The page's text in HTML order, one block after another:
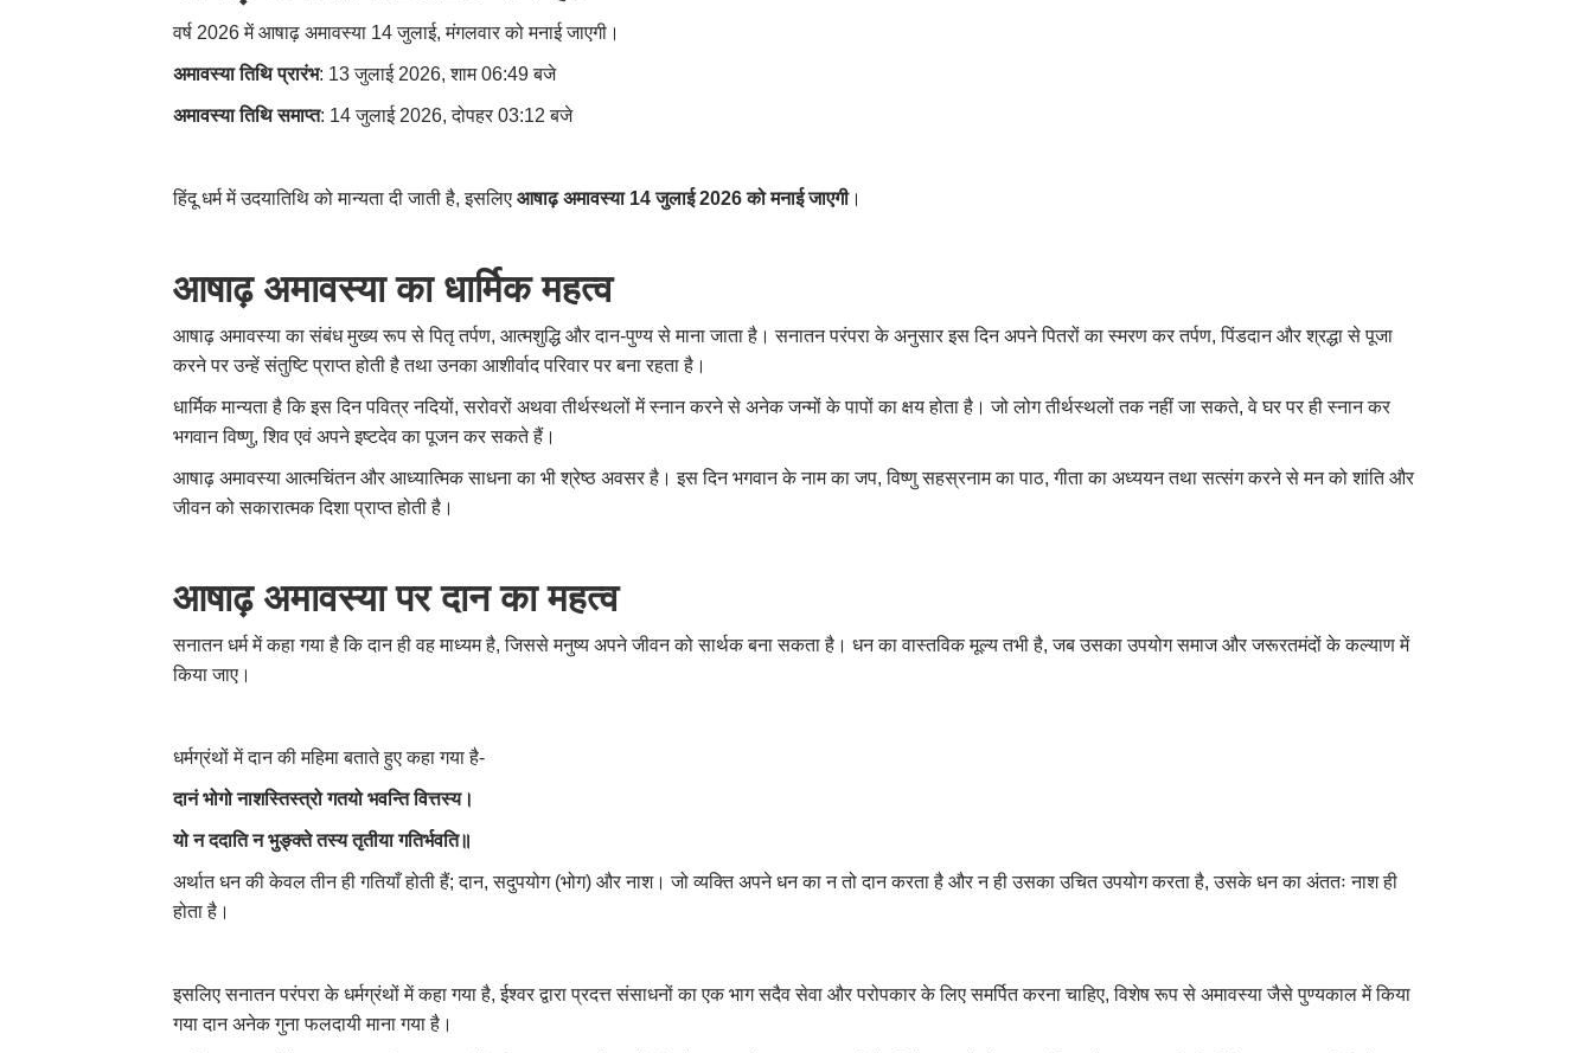
वर्ष 2026 में आषाढ़ अमावस्या 14 जुलाई, मंगलवार को मनाई जाएगी।
अमावस्या तिथि प्रारंभ: 13 जुलाई 2026, शाम 06:49 बजे
अमावस्या तिथि समाप्त: 14 जुलाई 2026, दोपहर 03:12 बजे
हिंदू धर्म में उदयातिथि को मान्यता दी जाती है, इसलिएआषाढ़ अमावस्या 14 जुलाई 2026 को मनाई जाएगी।
आषाढ़ अमावस्या का धार्मिक महत्व
आषाढ़ अमावस्या का संबंध मुख्य रूप से पितृ तर्पण, आत्मशुद्धि और दान-पुण्य से माना जाता है। सनातन परंपरा के अनुसार इस दिन अपने पितरों का स्मरण कर तर्पण, पिंडदान और श्रद्धा से पूजा
करने पर उन्हें संतुष्टि प्राप्त होती है तथा उनका आशीर्वाद परिवार पर बना रहता है।
धार्मिक मान्यता है कि इस दिन पवित्र नदियों, सरोवरों अथवा तीर्थस्थलों में स्नान करने से अनेक जन्मों के पापों का क्षय होता है। जो लोग तीर्थस्थलों तक नहीं जा सकते, वे घर पर ही स्नान कर
भगवान विष्णु, शिव एवं अपने इष्टदेव का पूजन कर सकते हैं।
आषाढ़ अमावस्या आत्मचिंतन और आध्यात्मिक साधना का भी श्रेष्ठ अवसर है। इस दिन भगवान के नाम का जप, विष्णु सहस्रनाम का पाठ, गीता का अध्ययन तथा सत्संग करने से मन को शांति और
जीवन को सकारात्मक दिशा प्राप्त होती है।
आषाढ़ अमावस्या पर दान का महत्व
सनातन धर्म में कहा गया है कि दान ही वह माध्यम है, जिससे मनुष्य अपने जीवन को सार्थक बना सकता है। धन का वास्तविक मूल्य तभी है, जब उसका उपयोग समाज और जरूरतमंदों के कल्याण में
किया जाए।
धर्मग्रंथों में दान की महिमा बताते हुए कहा गया है-
दानं भोगो नाशस्तिस्त्रो गतयो भवन्ति वित्तस्य।
यो न ददाति न भुङ्क्ते तस्य तृतीया गतिर्भवति॥
अर्थात धन की केवल तीन ही गतियाँ होती हैं; दान, सदुपयोग (भोग) और नाश। जो व्यक्ति अपने धन का न तो दान करता है और न ही उसका उचित उपयोग करता है, उसके धन का अंततः नाश ही
होता है।
इसलिए सनातन परंपरा के धर्मग्रंथों में कहा गया है, ईश्वर द्वारा प्रदत्त संसाधनों का एक भाग सदैव सेवा और परोपकार के लिए समर्पित करना चाहिए, विशेष रूप से अमावस्या जैसे पुण्यकाल में किया
गया दान अनेक गुना फलदायी माना गया है।